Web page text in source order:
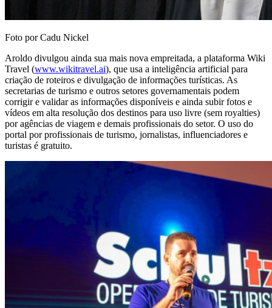
Foto por Cadu Nickel
Aroldo divulgou ainda sua mais nova empreitada, a plataforma Wiki
Travel (www.wikitravel.ai), que usa a inteligência artificial para
criação de roteiros e divulgação de informações turísticas. As
secretarias de turismo e outros setores governamentais podem
corrigir e validar as informações disponíveis e ainda subir fotos e
vídeos em alta resolução dos destinos para uso livre (sem royalties)
por agências de viagem e demais profissionais do setor. O uso do
portal por profissionais de turismo, jornalistas, influenciadores e
turistas é gratuito.